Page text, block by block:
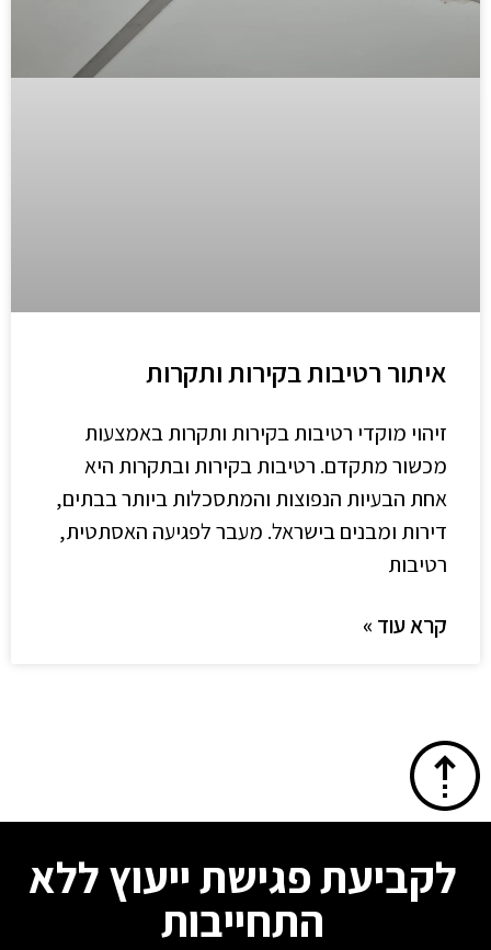
איתור רטיבות בקירות ותקרות
זיהוי מוקדי רטיבות בקירות ותקרות באמצעות
מכשור מתקדם. רטיבות בקירות ובתקרות היא
אחת הבעיות הנפוצות והמתסכלות ביותר בבתים,
דירות ומבנים בישראל. מעבר לפגיעה האסתטית,
רטיבות
קרא עוד »
לקביעת פגישת ייעוץ ללא
התחייבות